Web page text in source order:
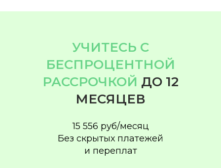
УЧИТЕСЬ С
БЕСПРОЦЕНТНОЙ
РАССРОЧКОЙ ДО 12
МЕСЯЦЕВ
15 556 руб/месяц
Без скрытых платежей
и переплат